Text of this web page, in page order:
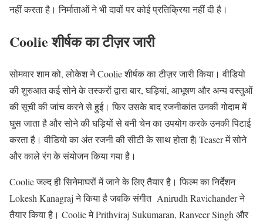
नहीं करता है। निर्माताओं ने भी दावों पर कोई प्रतिक्रिया नहीं दी है।
Coolieशीर्षक का टीज़र जारी
सोमवार शाम को, लोकेश ने Coolie शीर्षक का टीज़र जारी किया। वीडियो
की शुरुआत कई सोने के तस्करों द्वारा बार, घड़ियां, आभूषण और अन्य वस्तुओं
की सूची की जांच करने से हुई। फिर उसके बाद रजनीकांत उनकी गोदाम में
घुस जाता है और सोने की घड़ियों से बनी चेन का उपयोग करके उनकी पिटाई
करता है। वीडियो का अंत रजनी की सीटी के साथ होता है| Teaser में सोने
और काले रंग के संयोजन किया गया है।
Coolie जल्द ही सिनेमाघरों में जाने के लिए तैयार है। फिल्म का निर्देशन
Lokesh Kanagraj ने किया है जबकि संगीत Anirudh Ravichander ने
तैयार किया है। Coolie मे Prithviraj Sukumaran, Ranveer Singh और